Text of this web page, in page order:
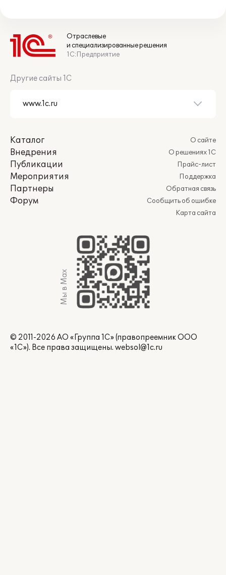
Отраслевые
и специализированные решения
1С:Предприятие
Другие сайты 1С
Каталог
Внедрения
Публикации
Мероприятия
Партнеры
Форум
О сайте
О решениях 1С
Прайс-лист
Поддержка
Обратная связь
Сообщить об ошибке
Карта сайта
Мы в Max
© 2011-2026 АО «Группа 1С» (правопреемник ООО
«1С»). Все права защищены. websol@1c.ru